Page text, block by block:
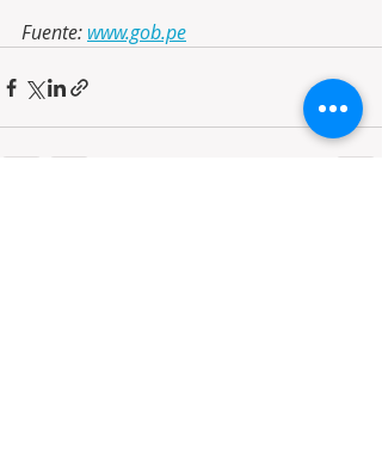
Fuente: www.gob.pe